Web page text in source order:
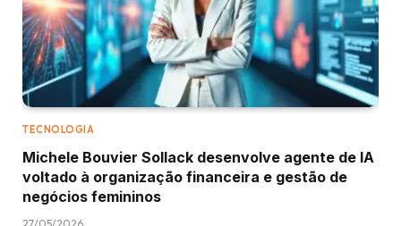
TECNOLOGIA
Michele Bouvier Sollack desenvolve agente de IA
voltado à organização financeira e gestão de
negócios femininos